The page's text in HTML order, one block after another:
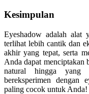
Kesimpulan
Eyeshadow adalah alat
terlihat lebih cantik dan
akhir yang tepat, serta
Anda dapat menciptakan
natural hingga yang
bereksperimen dengan
paling cocok untuk Anda!